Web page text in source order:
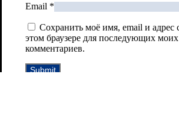
Email *
Сохранить моё имя, email и адрес
этом браузере для последующих моих
комментариев.